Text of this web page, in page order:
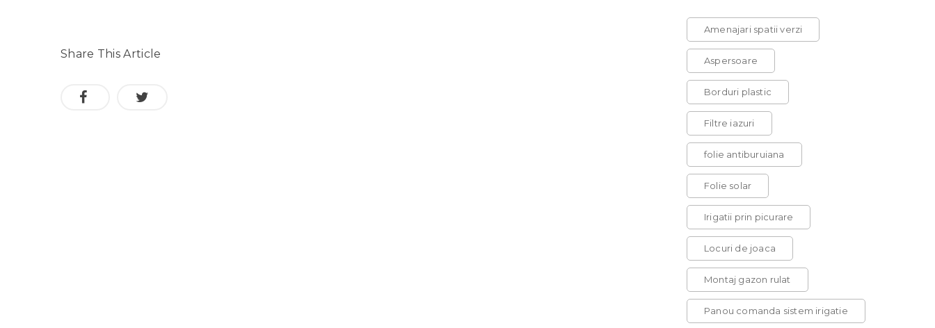
Share This Article
Amenajari spatii verzi
Aspersoare
Borduri plastic
Filtre iazuri
folie antiburuiana
Folie solar
Irigatii prin picurare
Locuri de joaca
Montaj gazon rulat
Panou comanda sistem irigatie